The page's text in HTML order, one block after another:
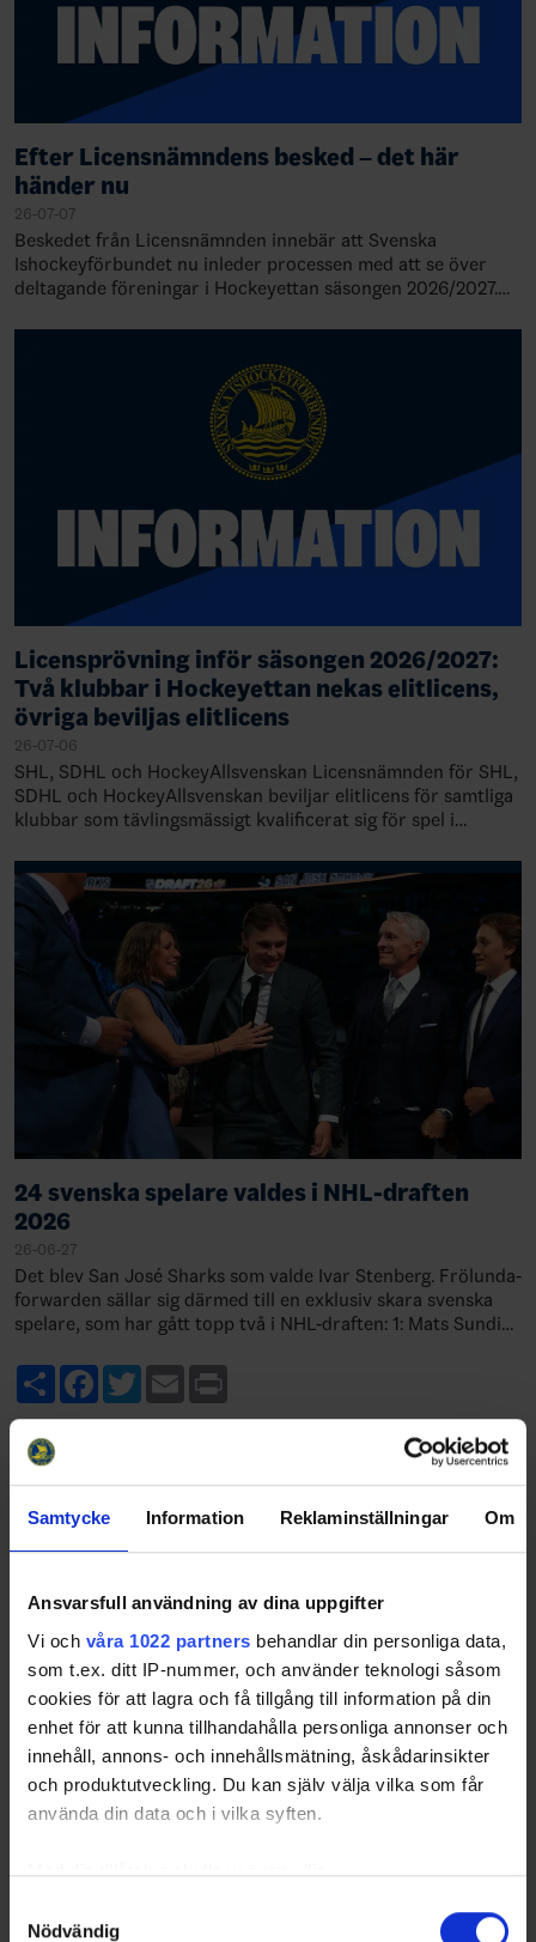
Samtycke Information Reklaminställningar Om
Ansvarsfull användning av dina uppgifter
Vi och våra 1022 partners behandlar din personliga data,
som t.ex. ditt IP-nummer, och använder teknologi såsom
cookies för att lagra och få tillgång till information på din
enhet för att kunna tillhandahålla personliga annonser och
innehåll, annons- och innehållsmätning, åskådarinsikter
och produktutveckling. Du kan själv välja vilka som får
använda din data och i vilka syften.
Med din tillåtelse skulle vi även vilja:
som kan ha en noggrannhet på upp till flera meter
Nödvändig
Efter Licensnämndens besked – det här
händer nu
26-07-07
Beskedet från Licensnämnden innebär att Svenska
Ishockeyförbundet nu inleder processen med att se över
deltagande föreningar i Hockeyettan säsongen 2026/2027.
Licensprövning inför säsongen 2026/2027:
Två klubbar i Hockeyettan nekas elitlicens,
övriga beviljas elitlicens
26-07-06
SHL, SDHL och HockeyAllsvenskan Licensnämnden för SHL,
SDHL och HockeyAllsvenskan beviljar elitlicens för samtliga
klubbar som tävlingsmässigt kvalificerat sig för spel i
24 svenska spelare valdes i NHL-draften
2026
26-06-27
Det blev San José Sharks som valde Ivar Stenberg. Frölunda-
forwarden sällar sig därmed till en exklusiv skara svenska
spelare, som har gått topp två i NHL-draften: 1: Mats Sundin,
ShareFacebook
TwitterEmail